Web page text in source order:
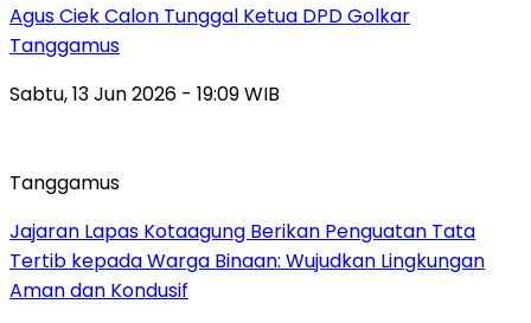
Agus Ciek Calon Tunggal Ketua DPD Golkar
Tanggamus
Sabtu, 13 Jun 2026 - 19:09 WIB
Tanggamus
Jajaran Lapas Kotaagung Berikan Penguatan Tata
Tertib kepada Warga Binaan: Wujudkan Lingkungan
Aman dan Kondusif